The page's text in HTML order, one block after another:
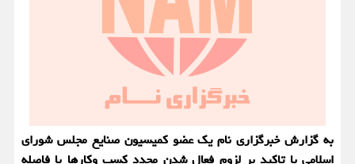
به گزارش خبرگزاری نام یك عضو كمیسیون صنایع مجلس شورای
اسلامی با تاكید بر لزوم فعال شدن مجدد كسب وكارها با فاصله